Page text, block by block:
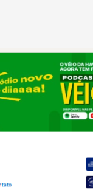
fim de ano e pelo
maior de
de desemprego dos
em novembro de
com lucro
Já o
ficou em 19%,
anterior. Outros 1%